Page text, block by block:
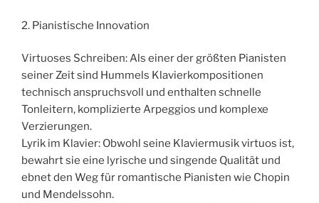
2. Pianistische Innovation
Virtuoses Schreiben: Als einer der größten Pianisten
seiner Zeit sind Hummels Klavierkompositionen
technisch anspruchsvoll und enthalten schnelle
Tonleitern, komplizierte Arpeggios und komplexe
Verzierungen.
Lyrik im Klavier: Obwohl seine Klaviermusik virtuos ist,
bewahrt sie eine lyrische und singende Qualität und
ebnet den Weg für romantische Pianisten wie Chopin
und Mendelssohn.